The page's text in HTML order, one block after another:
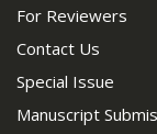
For Reviewers
Contact Us
Special Issue
Manuscript